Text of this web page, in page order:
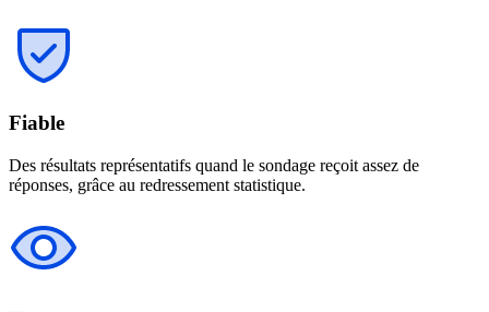
Fiable
Des résultats représentatifs quand le sondage reçoit assez de
réponses, grâce au redressement statistique.